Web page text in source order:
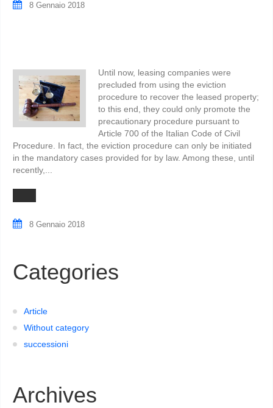
8 Gennaio 2018
Until now, leasing companies were
precluded from using the eviction
procedure to recover the leased property;
to this end, they could only promote the
precautionary procedure pursuant to
Article 700 of the Italian Code of Civil
Procedure. In fact, the eviction procedure can only be initiated
in the mandatory cases provided for by law. Among these, until
recently,...
8 Gennaio 2018
Categories
Article
Without category
successioni
Archives